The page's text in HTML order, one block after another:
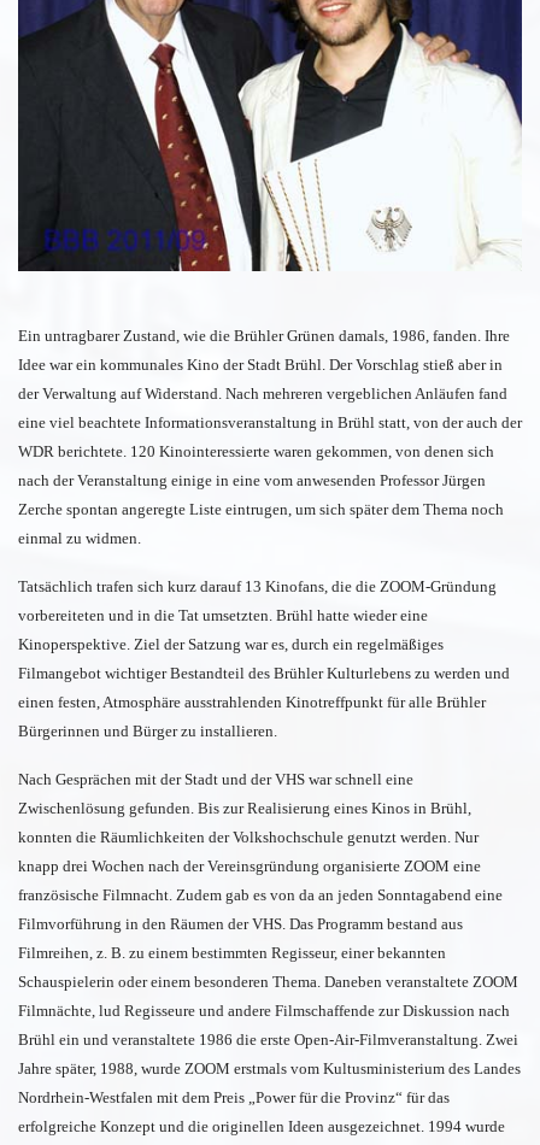
Ein untragbarer Zustand, wie die Brühler Grünen damals, 1986, fanden. Ihre
Idee war ein kommunales Kino der Stadt Brühl. Der Vorschlag stieß aber in
der Verwaltung auf Widerstand. Nach mehreren vergeblichen Anläufen fand
eine viel beachtete Informationsveranstaltung in Brühl statt, von der auch der
WDR berichtete. 120 Kinointeressierte waren gekommen, von denen sich
nach der Veranstaltung einige in eine vom anwesenden Professor Jürgen
Zerche spontan angeregte Liste eintrugen, um sich später dem Thema noch
einmal zu widmen.
Tatsächlich trafen sich kurz darauf 13 Kinofans, die die ZOOM-Gründung
vorbereiteten und in die Tat umsetzten. Brühl hatte wieder eine
Kinoperspektive. Ziel der Satzung war es, durch ein regelmäßiges
Filmangebot wichtiger Bestandteil des Brühler Kulturlebens zu werden und
einen festen, Atmosphäre ausstrahlenden Kinotreffpunkt für alle Brühler
Bürgerinnen und Bürger zu installieren.
Nach Gesprächen mit der Stadt und der VHS war schnell eine
Zwischenlösung gefunden. Bis zur Realisierung eines Kinos in Brühl,
konnten die Räumlichkeiten der Volkshochschule genutzt werden. Nur
knapp drei Wochen nach der Vereinsgründung organisierte ZOOM eine
französische Filmnacht. Zudem gab es von da an jeden Sonntagabend eine
Filmvorführung in den Räumen der VHS. Das Programm bestand aus
Filmreihen, z. B. zu einem bestimmten Regisseur, einer bekannten
Schauspielerin oder einem besonderen Thema. Daneben veranstaltete ZOOM
Filmnächte, lud Regisseure und andere Filmschaffende zur Diskussion nach
Brühl ein und veranstaltete 1986 die erste Open-Air-Filmveranstaltung. Zwei
Jahre später, 1988, wurde ZOOM erstmals vom Kultusministerium des Landes
Nordrhein-Westfalen mit dem Preis „Power für die Provinz“ für das
erfolgreiche Konzept und die originellen Ideen ausgezeichnet. 1994 wurde